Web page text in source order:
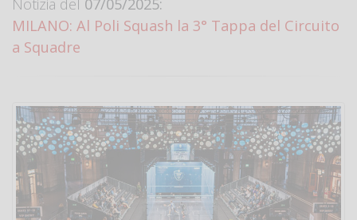
Notizia del 07/05/2025:
MILANO: Al Poli Squash la 3° Tappa del Circuito
a Squadre